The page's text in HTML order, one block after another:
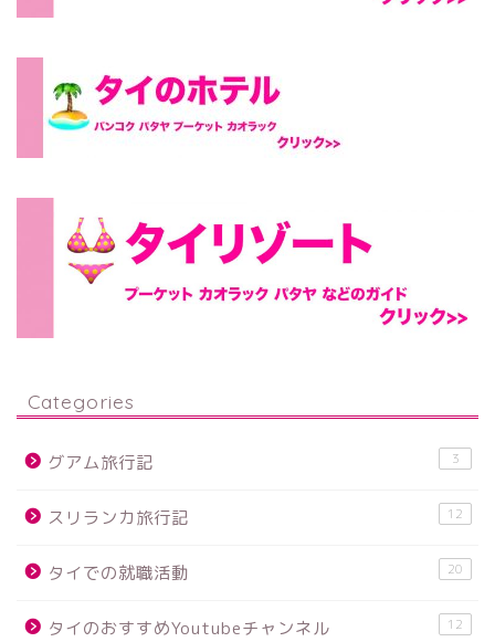
Categories
グアム旅行記 3
スリランカ旅行記 12
タイでの就職活動 20
タイのおすすめYoutubeチャンネル 12